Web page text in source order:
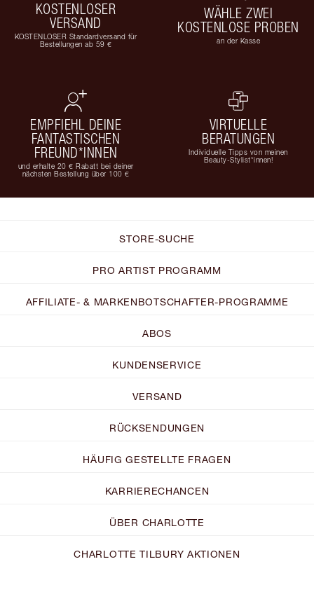
KOSTENLOSER
VERSAND
KOSTENLOSER Standardversand für
Bestellungen ab 59 €
WÄHLE ZWEI
KOSTENLOSE PROBEN
an der Kasse
EMPFIEHL DEINE
FANTASTISCHEN
FREUND*INNEN
und erhalte 20 € Rabatt bei deiner
nächsten Bestellung über 100 €
VIRTUELLE
BERATUNGEN
Individuelle Tipps von meinen
Beauty-Stylist*innen!
STORE-SUCHE
PRO ARTIST PROGRAMM
AFFILIATE- & MARKENBOTSCHAFTER-PROGRAMME
ABOS
KUNDENSERVICE
VERSAND
RÜCKSENDUNGEN
HÄUFIG GESTELLTE FRAGEN
KARRIERECHANCEN
ÜBER CHARLOTTE
CHARLOTTE TILBURY AKTIONEN